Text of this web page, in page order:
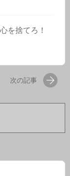
を捨てろ！
次の記事